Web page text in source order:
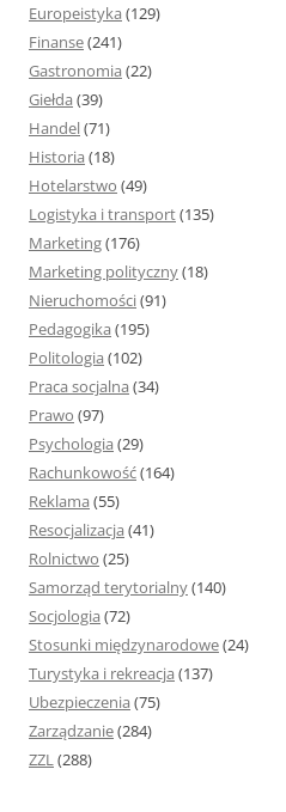
Europeistyka (129)
Finanse(241)
Gastronomia (22)
Giełda (39)
Handel(71)
Historia (18)
Hotelarstwo (49)
Logistyka i transport(135)
Marketing(176)
Marketing polityczny(18)
Nieruchomości(91)
Pedagogika (195)
Politologia (102)
Praca socjalna (34)
Prawo (97)
Psychologia (29)
Rachunkowość(164)
Reklama (55)
Resocjalizacja (41)
Rolnictwo (25)
Samorząd terytorialny(140)
Socjologia (72)
Stosunki międzynarodowe(24)
Turystyka i rekreacja (137)
Ubezpieczenia (75)
Zarządzanie(284)
ZZL(288)